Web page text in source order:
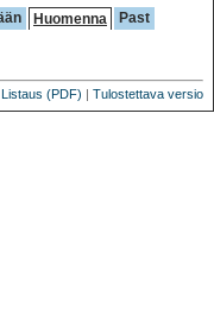
Huomenna
Past
Listaus (PDF) | Tulostettava versio